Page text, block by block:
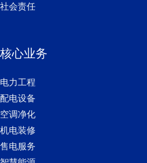
社会责任
核心业务
电力工程
配电设备
空调净化
机电装修
售电服务